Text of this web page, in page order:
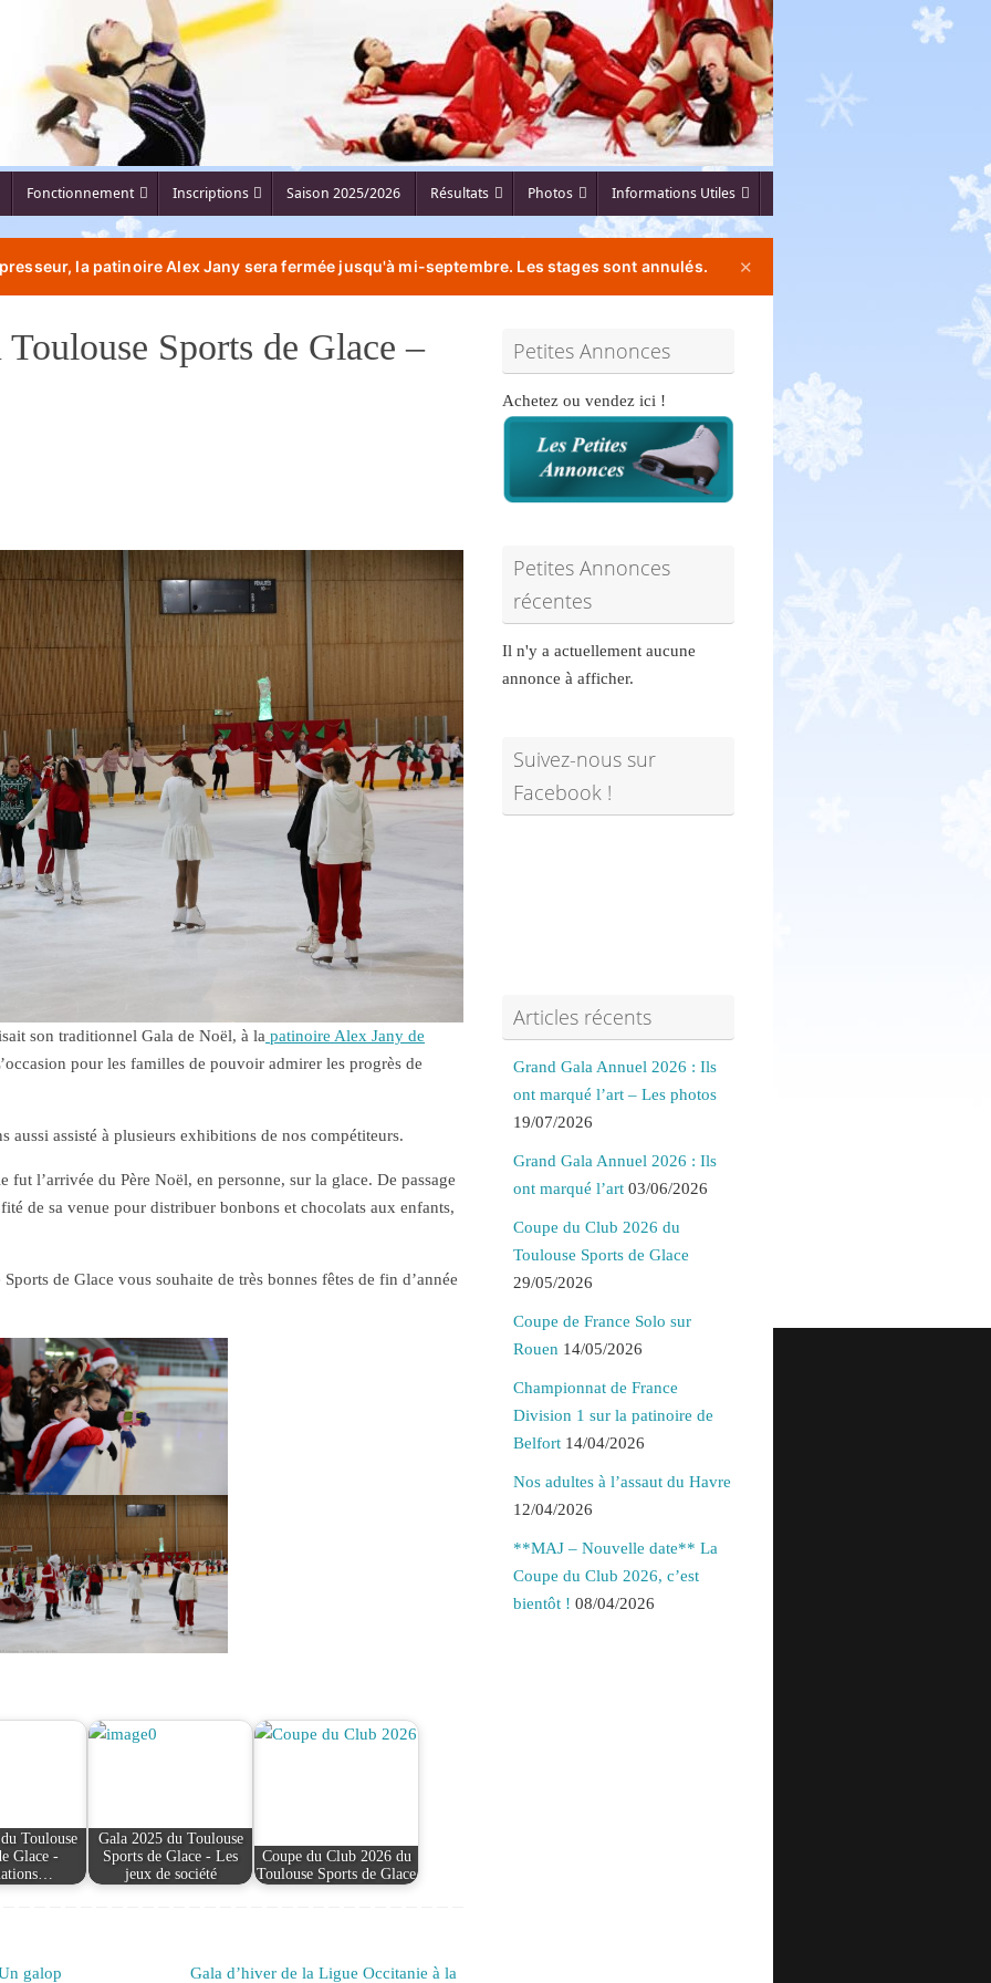
Fonctionnement Inscriptions Saison 2025/2026 Résultats Photos Informations Utiles
la patinoire Alex Jany sera fermée jusqu'à mi-septembre. Les stages sont annulés. ✕
Sports de Glace –
son traditionnel Gala de Noël, à la patinoire Alex Jany de
pour les familles de pouvoir admirer les progrès de
aussi assisté à plusieurs exhibitions de nos compétiteurs.
fut l’arrivée du Père Noël, en personne, sur la glace. De passage
de sa venue pour distribuer bonbons et chocolats aux enfants,
de Glace vous souhaite de très bonnes fêtes de fin d’année
Toulouse
Glace -
Gala 2025 du Toulouse
Sports de Glace - Les
jeux de société
Coupe du Club 2026 du
Toulouse Sports de Glace
galop Gala d’hiver de la Ligue Occitanie à la
Petites Annonces
Achetez ou vendez ici !
Petites Annonces
récentes
Il n'y a actuellement aucune
annonce à afficher.
Suivez-nous sur
Facebook !
Articles récents
Grand Gala Annuel 2026 : Ils
ont marqué l’art – Les photos
19/07/2026
Grand Gala Annuel 2026 : Ils
ont marqué l’art 03/06/2026
Coupe du Club 2026 du
Toulouse Sports de Glace
29/05/2026
Coupe de France Solo sur
Rouen 14/05/2026
Championnat de France
Division 1 sur la patinoire de
Belfort 14/04/2026
Nos adultes à l’assaut du Havre
12/04/2026
**MAJ – Nouvelle date** La
Coupe du Club 2026, c’est
bientôt ! 08/04/2026